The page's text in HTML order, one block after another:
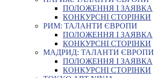
ПОЛОЖЕННЯ І ЗАЯВКА
КОНКУРСНІ СТОРІНКИ
РИМ: ТАЛАНТИ ЄВРОПИ
ПОЛОЖЕННЯ І ЗАЯВКА
КОНКУРСНІ СТОРІНКИ
МАДРИД: ТАЛАНТИ ЄВРОПИ
ПОЛОЖЕННЯ І ЗАЯВКА
КОНКУРСНІ СТОРІНКИ